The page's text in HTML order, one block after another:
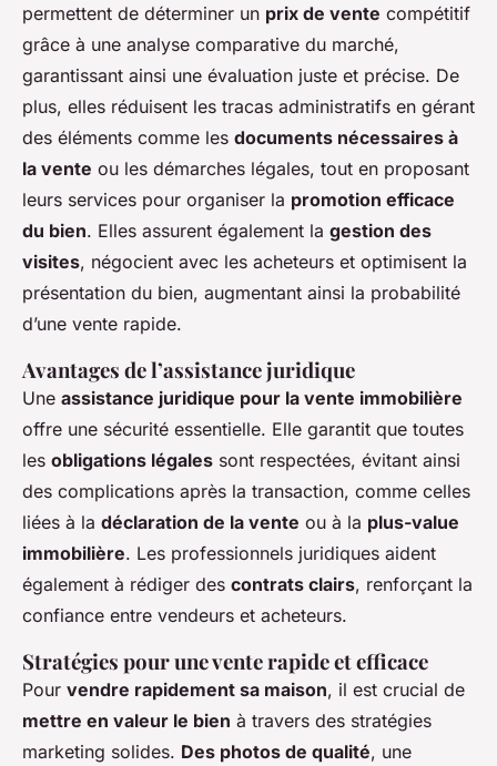
permettent de déterminer un prix de vente compétitif
grâce à une analyse comparative du marché,
garantissant ainsi une évaluation juste et précise. De
plus, elles réduisent les tracas administratifs en gérant
des éléments comme les documents nécessaires à
la vente ou les démarches légales, tout en proposant
leurs services pour organiser la promotion efficace
du bien. Elles assurent également la gestion des
visites, négocient avec les acheteurs et optimisent la
présentation du bien, augmentant ainsi la probabilité
d’une vente rapide.
Avantages de l’assistance juridique
Une assistance juridique pour la vente immobilière
offre une sécurité essentielle. Elle garantit que toutes
les obligations légales sont respectées, évitant ainsi
des complications après la transaction, comme celles
liées à la déclaration de la vente ou à la plus-value
immobilière. Les professionnels juridiques aident
également à rédiger des contrats clairs, renforçant la
confiance entre vendeurs et acheteurs.
Stratégies pour une vente rapide et efficace
Pour vendre rapidement sa maison, il est crucial de
mettre en valeur le bien à travers des stratégies
marketing solides. Des photos de qualité, une